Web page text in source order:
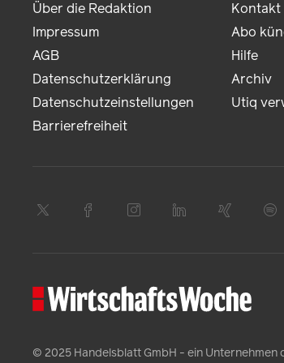
Über die Redaktion
Impressum
AGB
Datenschutzerklärung
Datenschutzeinstellungen
Barrierefreiheit
Kontakt
Abo
Hilfe
Archiv
Utiq
© 2025 Handelsblatt GmbH - ein Unternehmen